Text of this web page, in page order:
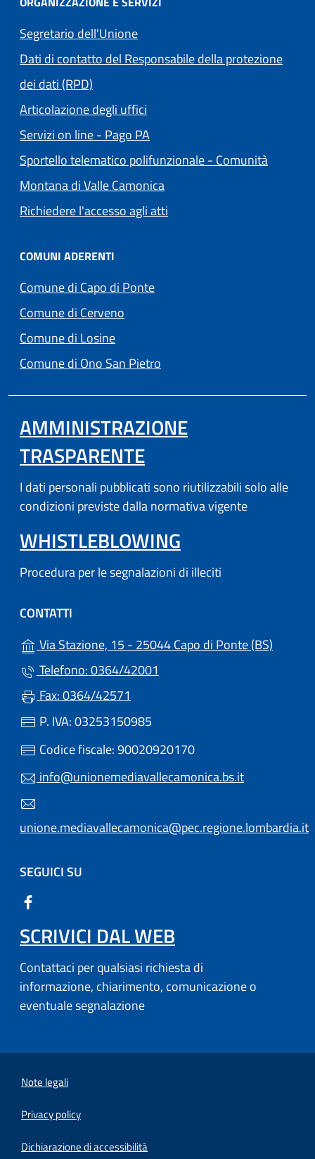
Segretario dell'Unione
Dati di contatto del Responsabile della protezione
dei dati (RPD)
Articolazione degli uffici
Servizi on line - Pago PA
Sportello telematico polifunzionale - Comunità
Montana di Valle Camonica
Richiedere l'accesso agli atti
COMUNI ADERENTI
Comune di Capo di Ponte(apre in un'altra scheda).
Comune di Cerveno
Comune di Losine(apre in un'altra scheda).
Comune di Ono San Pietro
AMMINISTRAZIONE
TRASPARENTE
I dati personali pubblicati sono riutilizzabili solo alle
condizioni previste dalla normativa vigente
WHISTLEBLOWING
Procedura per le segnalazioni di illeciti
CONTATTI
Via Stazione, 15 - 25044 Capo di Ponte (BS)
Telefono: 0364/42001
Fax: 0364/42571
P. IVA: 03253150985
Codice fiscale: 90020920170
info@unionemediavallecamonica.bs.it
unione.mediavallecamonica@pec.regione.lombardia.it
SEGUICI SU
SCRIVICI DAL WEB
Contattaci per qualsiasi richiesta di
informazione, chiarimento, comunicazione o
eventuale segnalazione
Note legali
Privacy policy
Dichiarazione di accessibilità